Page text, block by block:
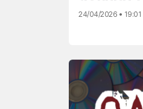
24/04/2026 • 19:01